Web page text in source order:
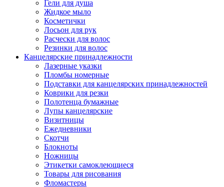
Гели для душа
Жидкое мыло
Косметички
Лосьон для рук
Расчески для волос
Резинки для волос
Канцелярские принадлежности
Лазерные указки
Пломбы номерные
Подставки для канцелярских принадлежностей
Коврики для резки
Полотенца бумажные
Лупы канцелярские
Визитницы
Ежедневники
Скотчи
Блокноты
Ножницы
Этикетки самоклеющиеся
Товары для рисования
Фломастеры